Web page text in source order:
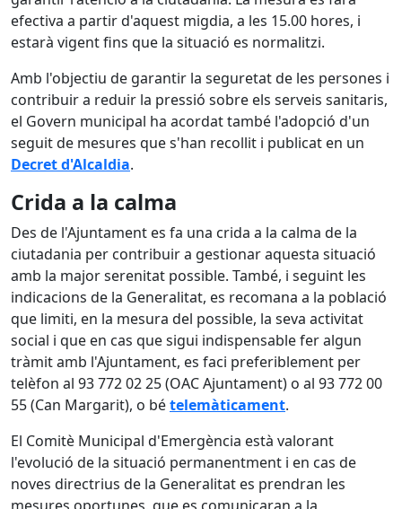
efectiva a partir d'aquest migdia, a les 15.00 hores, i
estarà vigent fins que la situació es normalitzi.
Amb l'objectiu de garantir la seguretat de les persones i
contribuir a reduir la pressió sobre els serveis sanitaris,
el Govern municipal ha acordat també l'adopció d'un
seguit de mesures que s'han recollit i publicat en un
Decret d'Alcaldia.
Crida a la calma
Des de l'Ajuntament es fa una crida a la calma de la
ciutadania per contribuir a gestionar aquesta situació
amb la major serenitat possible. També, i seguint les
indicacions de la Generalitat, es recomana a la població
que limiti, en la mesura del possible, la seva activitat
social i que en cas que sigui indispensable fer algun
tràmit amb l'Ajuntament, es faci preferiblement per
telèfon al 93 772 02 25 (OAC Ajuntament) o al 93 772 00
55 (Can Margarit), o bételemàticament.
El Comitè Municipal d'Emergència està valorant
l'evolució de la situació permanentment i en cas de
noves directrius de la Generalitat es prendran les